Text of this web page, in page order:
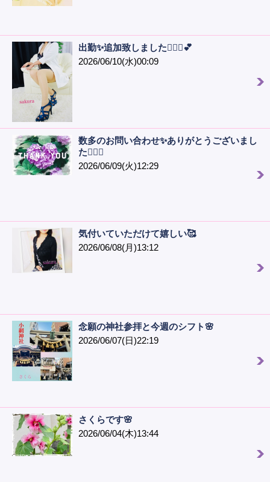
出勤✨追加致しました🙋🏻‍♀️💕
2026/06/10(水)00:09
数多のお問い合わせ✨ありがとうございまし
た🙇🏻‍♀️
2026/06/09(火)12:29
気付いていただけて嬉しい🥰
2026/06/08(月)13:12
念願の神社参拝と今週のシフト🌸
2026/06/07(日)22:19
さくらです🌸
2026/06/04(木)13:44